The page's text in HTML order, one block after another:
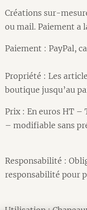
Créations sur-
ou mail. Paiement a
Paiement : PayPal,
Propriété : Les
boutique jusqu’au
Prix : En euros HT –
– modifiable sans
Responsabilité :
responsabilité pour